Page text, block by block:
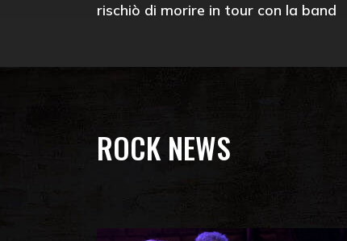
rischiò di morire in tour con la band
ROCK NEWS